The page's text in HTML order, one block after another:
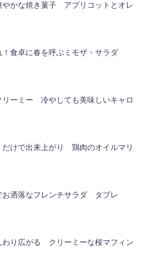
やかな焼き菓子 アプリコットとオレ
！食卓に春を呼ぶミモザ・サラダ
リーミー 冷やしても美味しいキャロ
だけで出来上がり 鶏肉のオイルマリ
お洒落なフレンチサラダ タブレ
わり広がる クリーミーな桜マフィン